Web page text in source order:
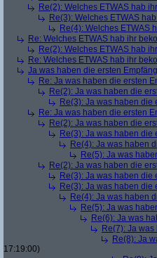
Re(2): Welches ETWAS hab
Re(3): Welches ETWAS
Re(4): Welches ETWAS
Re: Welches ETWAS hab ihr
Re(2): Welches ETWAS hab
Re: Welches ETWAS hab ihr
Ja was haben die ersten
Re: Ja was haben die ersten
Re(2): Ja was haben die
Re(3): Ja was haben die
Re: Ja was haben die ersten
Re(2): Ja was haben die
Re(3): Ja was haben die
Re(4): Ja was haben
Re(5): Ja was
Re(2): Ja was haben die
Re(3): Ja was haben die
Re(3): Ja was haben die
Re(4): Ja was haben
Re(5): Ja was
Re(6): Ja was
Re(7): Ja
Re(8): Ja
17:19:00)